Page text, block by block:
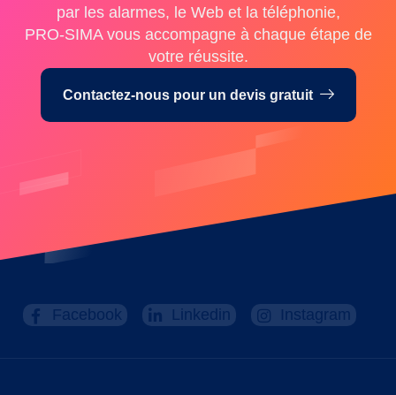
par les alarmes, le Web et la téléphonie,
PRO-SIMA vous accompagne à chaque étape de
votre réussite.
Contactez-nous pour un devis gratuit
Facebook Linkedin Instagram